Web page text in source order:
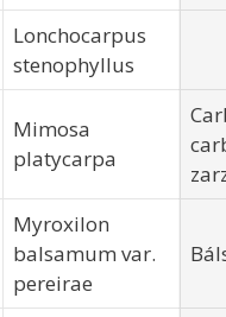
Lonchocarpus
stenophyllus
Mimosa
platycarpa
Myroxilon
balsamum var.
pereirae